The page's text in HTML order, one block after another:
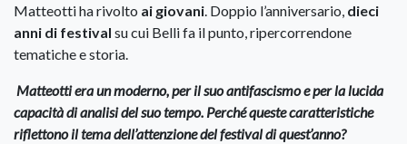
Matteotti ha rivolto ai giovani . Doppio l’anniversario, dieci
anni di festival su cui Belli fa il punto, ripercorrendone
tematiche e storia.
Matteotti era un moderno, per il suo antifascismo e per la lucida
capacità di analisi del suo tempo. Perché queste caratteristiche
riflettono il tema dell’attenzione del festival di quest’anno?